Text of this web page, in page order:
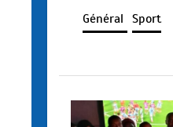
Général Sport